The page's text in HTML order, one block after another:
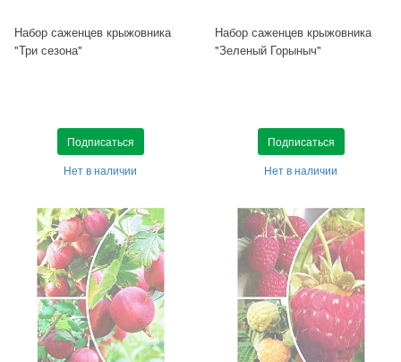
Набор саженцев крыжовника
"Три сезона"
Подписаться
Нет в наличии
Набор саженцев крыжовника
"Зеленый Горыныч"
Подписаться
Нет в наличии